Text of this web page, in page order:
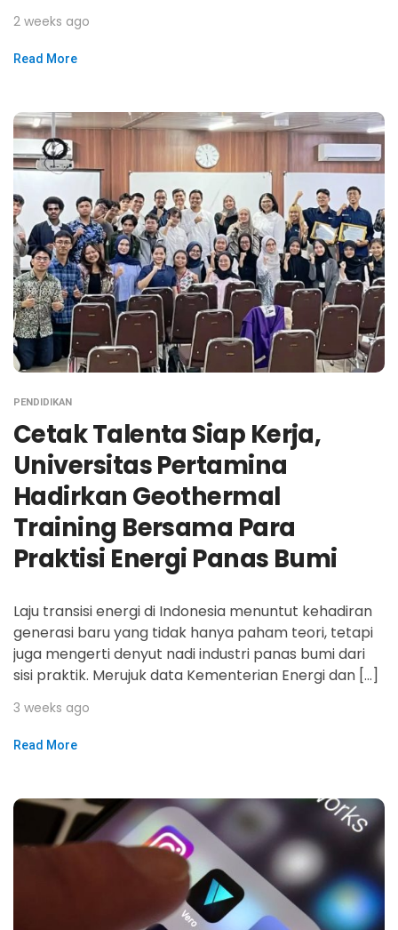
2 weeks ago
Read More
PENDIDIKAN
Cetak Talenta Siap Kerja,
Universitas Pertamina
Hadirkan Geothermal
Training Bersama Para
Praktisi Energi Panas Bumi
Laju transisi energi di Indonesia menuntut kehadiran
generasi baru yang tidak hanya paham teori, tetapi
juga mengerti denyut nadi industri panas bumi dari
sisi praktik. Merujuk data Kementerian Energi dan […]
3 weeks ago
Read More